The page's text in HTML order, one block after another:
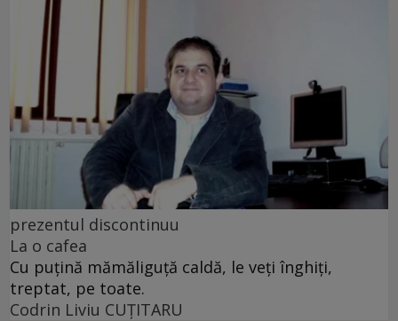
prezentul discontinuu
La o cafea
Cu puţină mămăliguţă caldă, le veţi înghiţi,
treptat, pe toate.
Codrin Liviu CUŢITARU